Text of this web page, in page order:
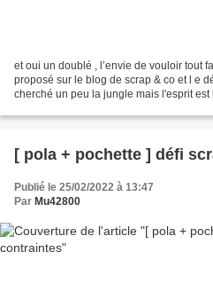
et oui un doublé , l’envie de vouloir tout
proposé sur le blog de scrap & co et l e
cherché un peu la jungle mais l'esprit est
[ pola + pochette ] défi
Publié le 25/02/2022 à 13:47
Par Mu42800